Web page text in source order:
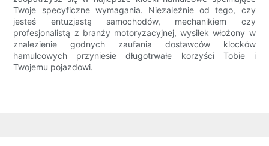
Twoje specyficzne wymagania. Niezależnie od tego, czy
jesteś entuzjastą samochodów, mechanikiem czy
profesjonalistą z branży motoryzacyjnej, wysiłek włożony w
znalezienie godnych zaufania dostawców klocków
hamulcowych przyniesie długotrwałe korzyści Tobie i
Twojemu pojazdowi.